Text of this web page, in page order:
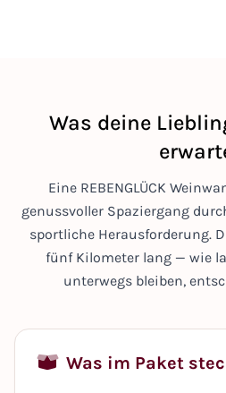
Was deine
Eine REBENGLÜCK
genussvoller Spaziergang
sportliche Herausforderung.
fünf Kilometer lang — wie
unterwegs bleiben,
Was im Paket